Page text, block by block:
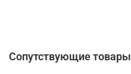
Сопутствующие товары